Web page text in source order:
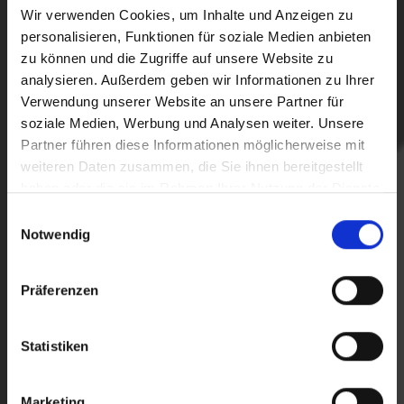
Wir verwenden Cookies, um Inhalte und Anzeigen zu
personalisieren, Funktionen für soziale Medien anbieten
zu können und die Zugriffe auf unsere Website zu
analysieren. Außerdem geben wir Informationen zu Ihrer
Verwendung unserer Website an unsere Partner für
soziale Medien, Werbung und Analysen weiter. Unsere
Partner führen diese Informationen möglicherweise mit
weiteren Daten zusammen, die Sie ihnen bereitgestellt
Notwendig
Präferenzen
Statistiken